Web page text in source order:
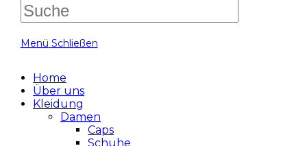
Menü Schließen
Home
Über uns
Kleidung
Damen
Caps
Schuhe